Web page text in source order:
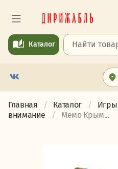
Каталог
Главная Каталог
Игры
внимание
Мемо Крым...